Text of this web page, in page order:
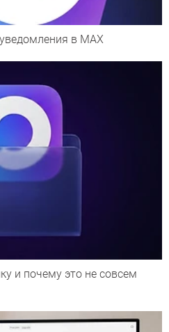
в MAX
и почему это не совсем